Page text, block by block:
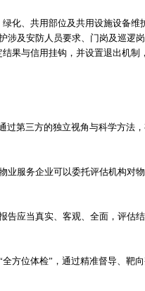
化、共用部位及共用设施设备维
涉及安防人员要求、门岗及巡逻
果与信用挂钩，并设置退出机制
过第三方的独立视角与科学方法
业服务企业可以委托评估机构对
告应当真实、客观、全面，评估
方位体检”，通过精准督导、靶